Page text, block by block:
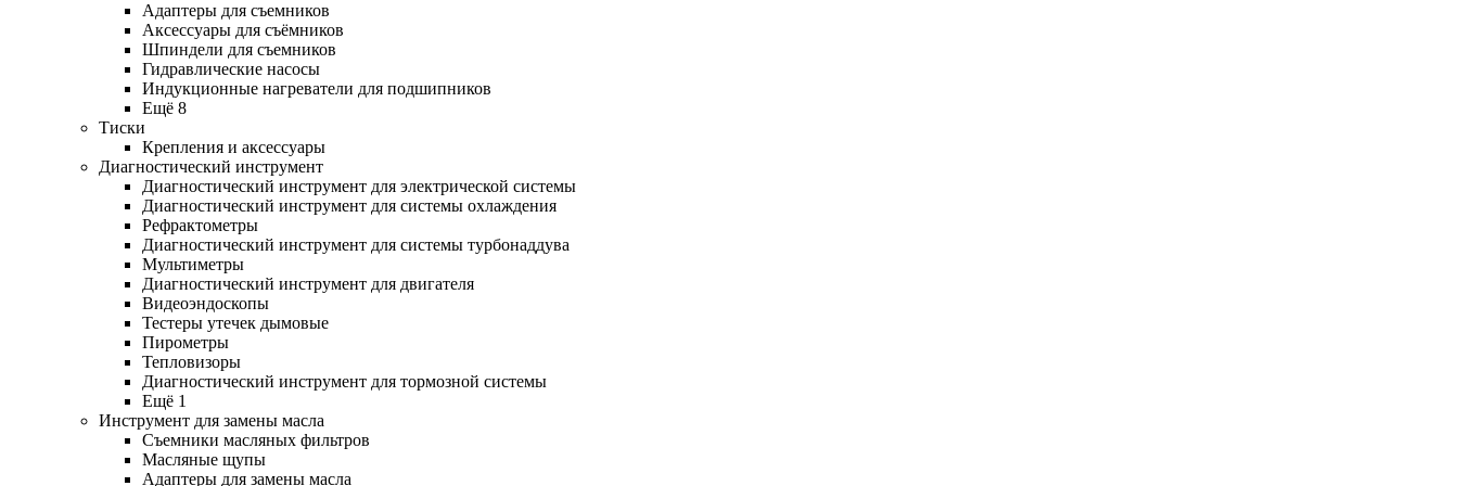
Адаптеры для съемников
Аксессуары для съёмников
Шпиндели для съемников
Гидравлические насосы
Индукционные нагреватели для подшипников
Ещё 8
Тиски
Крепления и аксессуары
Диагностический инструмент
Диагностический инструмент для электрической системы
Диагностический инструмент для системы охлаждения
Рефрактометры
Диагностический инструмент для системы турбонаддува
Мультиметры
Диагностический инструмент для двигателя
Видеоэндоскопы
Тестеры утечек дымовые
Пирометры
Тепловизоры
Диагностический инструмент для тормозной системы
Ещё 1
Инструмент для замены масла
Съемники масляных фильтров
Масляные щупы
Адаптеры для замены масла